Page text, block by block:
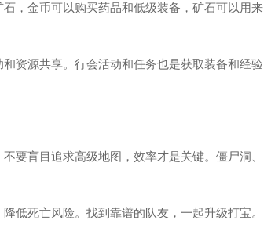
，金币可以购买药品和低级装备，矿石可以用来
资源共享。行会活动和任务也是获取装备和经验
要盲目追求高级地图，效率才是关键。僵尸洞、
低死亡风险。找到靠谱的队友，一起升级打宝。